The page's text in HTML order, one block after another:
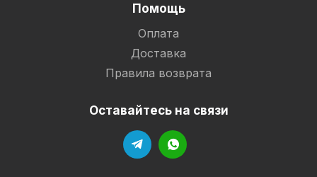
Помощь
Оплата
Доставка
Правила возврата
Оставайтесь на связи